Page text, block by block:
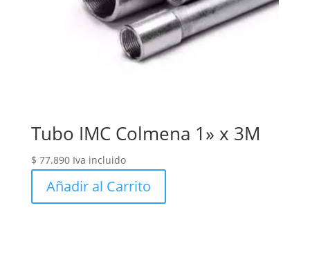
Tubo IMC Colmena 1» x 3M
$ 77.890 Iva incluido
Añadir al Carrito